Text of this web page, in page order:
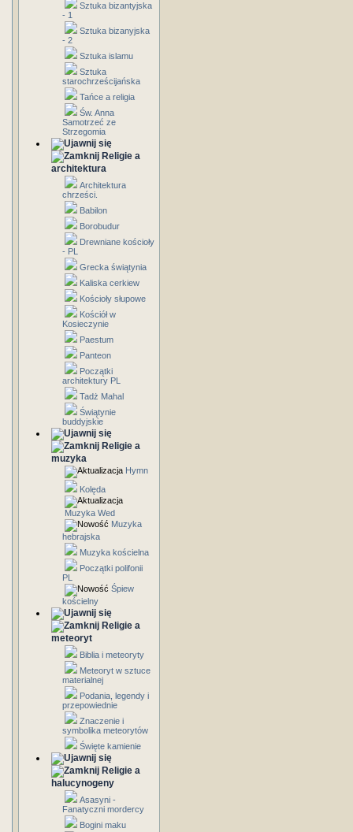
Sztuka bizantyjska
- 1
Sztuka bizanyjska
- 2
Sztuka islamu
Sztuka
starochrześcijańska
Tańce a religia
Św. Anna
Samotrzeć ze
Strzegomia
Religie a
architektura
Architektura
chrześci.
Babilon
Borobudur
Drewniane kościoły
- PL
Grecka świątynia
Kaliska cerkiew
Kościoły słupowe
Kościół w
Kosieczynie
Paestum
Panteon
Początki
architektury PL
Tadż Mahal
Świątynie
buddyjskie
Religie a
muzyka
Hymn
Kolęda
Muzyka Wed
Muzyka
hebrajska
Muzyka kościelna
Początki polifonii
PL
Śpiew
kościelny
Religie a
meteoryt
Biblia i meteoryty
Meteoryt w sztuce
materialnej
Podania, legendy i
przepowiednie
Znaczenie i
symbolika meteorytów
Święte kamienie
Religie a
halucynogeny
Asasyni -
Fanatyczni mordercy
Bogini maku